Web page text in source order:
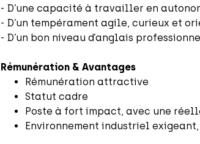
- D’une capacité à travailler en
- D’un tempérament agile, curieux et
- D’un bon niveau d’anglais
Rémunération & Avantages
Rémunération attractive
Statut cadre
Poste à fort impact, avec une
Environnement industriel